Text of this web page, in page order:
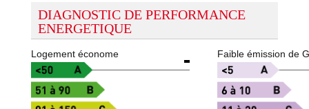
DIAGNOSTIC DE PERFORMANCE
ENERGETIQUE
Logement économe Faible émission de